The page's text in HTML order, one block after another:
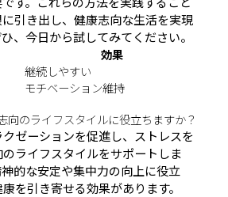
引き出し、健康志向な生活を実現
、今日から試してみてください。
効果
継続しやすい
モチベーション維持
向のライフスタイルに役立ちますか？
ゼーションを促進し、ストレスを
ライフスタイルをサポートしま
的な安定や集中力の向上に役立
を引き寄せる効果があります。